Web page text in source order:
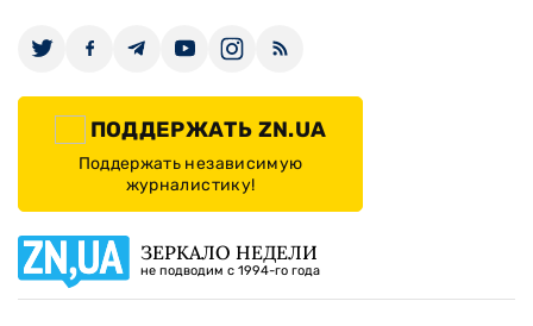
ПОДДЕРЖАТЬ ZN.UA
Поддержать независимую
журналистику!
ЗЕРКАЛО НЕДЕЛИ
не подводим с 1994-го года